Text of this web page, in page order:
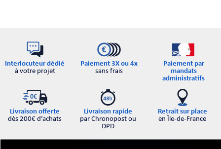
Interlocuteur dédié
à votre projet
Paiement 3X ou 4x
sans frais
Paiement par
mandats
administratifs
Livraison offerte
dès 200€ d’achats
Livraison rapide
par Chronopost ou
DPD
Retrait sur place
en Île-de-France